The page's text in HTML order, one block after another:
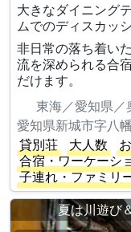
大きなダイニング
ムでのディスカッ
非日常の落ち着い
流を深められる合
だけます。
東海／愛知県／
愛知県新城市字八
貸別荘
大人数
合宿・ワーケーシ
子連れ・ファミリ
夏は川遊び